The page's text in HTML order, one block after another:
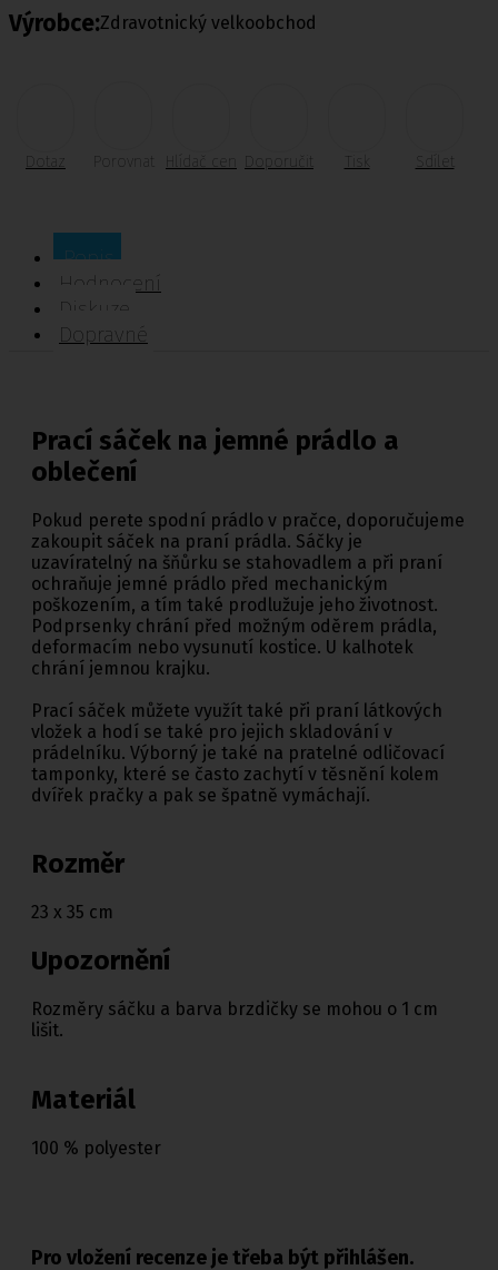
Výrobce:Zdravotnický velkoobchod
Dotaz Porovnat Doporučit Tisk Sdílet
Popis
Hodnocení
Diskuze
Dopravné
Prací sáček na jemné prádlo a
oblečení
Pokud perete spodní prádlo v pračce, doporučujeme
zakoupit sáček na praní prádla. Sáčky je
uzavíratelný na šňůrku se stahovadlem a při praní
ochraňuje jemné prádlo před mechanickým
poškozením, a tím také prodlužuje jeho životnost.
Podprsenky chrání před možným oděrem prádla,
deformacím nebo vysunutí kostice. U kalhotek
chrání jemnou krajku.
Prací sáček můžete využít také při praní látkových
vložek a hodí se také pro jejich skladování v
prádelníku. Výborný je také na pratelné odličovací
tamponky, které se často zachytí v těsnění kolem
dvířek pračky a pak se špatně vymáchají.
Rozměr
23 x 35 cm
Upozornění
Rozměry sáčku a barva brzdičky se mohou o 1 cm
lišit.
Materiál
100 % polyester
Pro vložení recenze je třeba být přihlášen.